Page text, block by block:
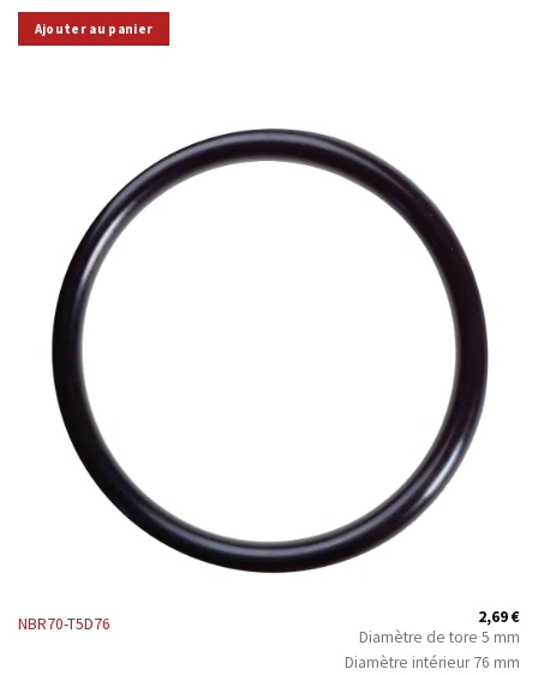
Ajouter au panier
NBR70-T5D76 2,69€
Diamètre de tore 5 mm
Diamètre intérieur 76 mm